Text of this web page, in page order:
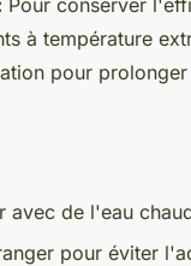
à température
pour
avec de l'eau
pour éviter